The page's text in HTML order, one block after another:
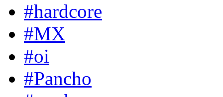
#hardcore
#MX
#oi
#Pancho